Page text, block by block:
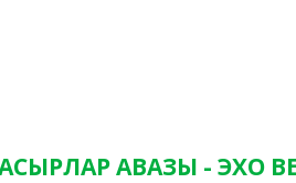
АВАЗЫ - ЭХО